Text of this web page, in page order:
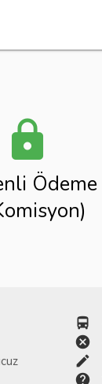
lock
Ödeme
directions_bus
cancel
edit
help